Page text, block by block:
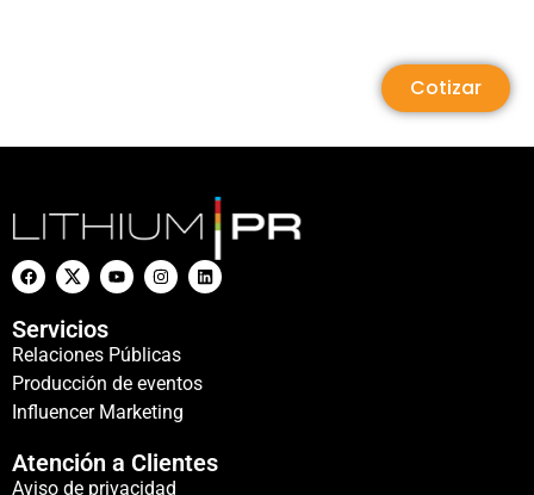
Cotizar
Servicios
Relaciones Públicas
Producción de eventos
Influencer Marketing
Atención a Clientes
Aviso de privacidad